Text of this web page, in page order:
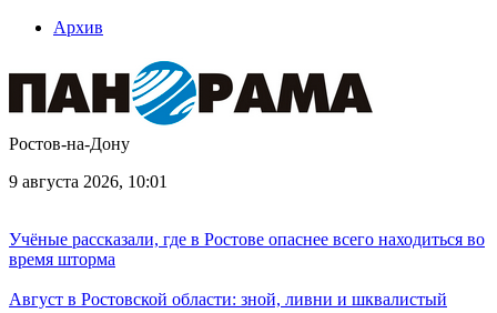
Архив
Ростов-на-Дону
9 августа 2026, 10:01
Учёные рассказали, где в Ростове опаснее всего находиться во
время шторма
Август в Ростовской области: зной, ливни и шквалистый